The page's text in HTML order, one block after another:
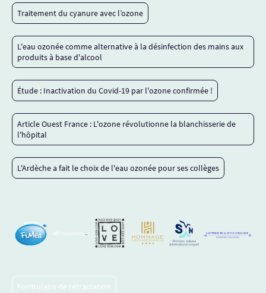
Traitement du cyanure avec l’ozone
L'eau ozonée comme alternative à la désinfection des mains aux
produits à base d'alcool
Étude : Inactivation du Covid-19 par l'ozone confirmée !
Article Ouest France : L'ozone révolutionne la blanchisserie de
l'hôpital
L'Ardèche a fait le choix de l'eau ozonée pour ses collèges
Formulaire de rétractation